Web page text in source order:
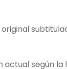
actual según